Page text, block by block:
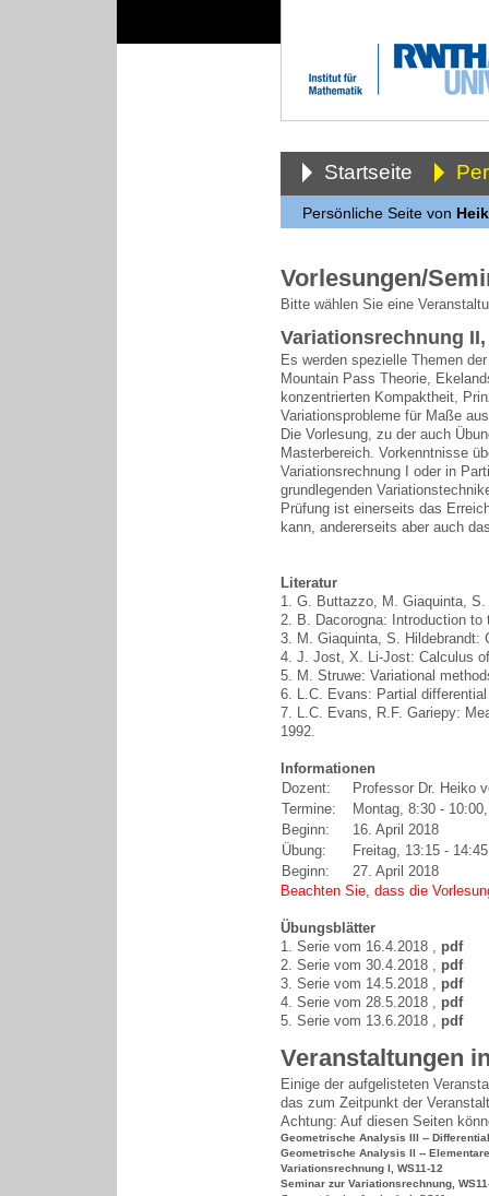
Startseite
Persönliche Seite von
Vorlesungen/
Bitte wählen Sie eine
Variationsrechnung II,
Es werden spezielle Themen
Mountain Pass Theorie,
konzentrierten Kompaktheit,
Variationsprobleme für Maße
Die Vorlesung, zu der auch
Masterbereich. Vorkenntnisse
Variationsrechnung I oder in
grundlegenden
Prüfung ist einerseits das
kann, andererseits aber auch
Literatur
1. G. Buttazzo, M. Giaquinta,
2. B. Dacorogna: Introduction
3. M. Giaquinta, S. Hildebrandt:
4. J. Jost, X. Li-Jost: Calculus
5. M. Struwe: Variational
6. L.C. Evans: Partial
7. L.C. Evans, R.F. Gariepy:
1992.
Informationen
Dozent:
Professor Dr. Heiko
Termine:
Montag, 8:30 -
Beginn:
16. April 2018
Übung:
Freitag, 13:15 -
Beginn:
27. April 2018
Beachten Sie, dass die
Übungsblätter
1. Serie vom 16.4.2018 , pdf
2. Serie vom 30.4.2018 , pdf
3. Serie vom 14.5.2018 , pdf
4. Serie vom 28.5.2018 , pdf
5. Serie vom 13.6.2018 , pdf
Veranstaltungen
Einige der aufgelisteten
das zum Zeitpunkt der
Achtung: Auf diesen Seiten
Geometrische Analysis III --
Geometrische Analysis II --
Variationsrechnung I, WS11-12
Seminar zur Variationsrechnung,